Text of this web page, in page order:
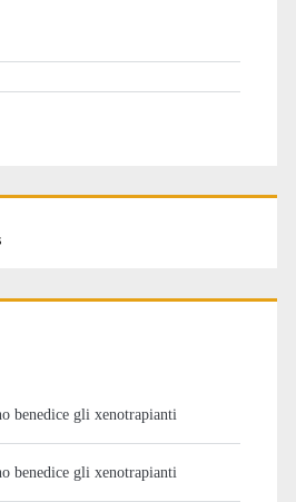
benedice gli xenotrapianti
benedice gli xenotrapianti